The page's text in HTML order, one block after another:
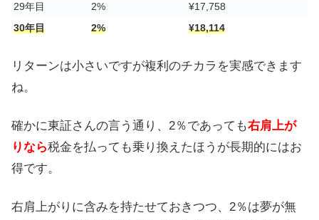
29年目
2%
¥17,758
30年目
2% ¥18,114
リターンは小さいですが複利のチカラを実感できます
ね。
確かに東証さんの言う通り、2％であっても右肩上が
りなら税金を払っても乗り換えたほうが長期的にはお
得です。
右肩上がりに含みを持たせておきつつ、2％は夢が無